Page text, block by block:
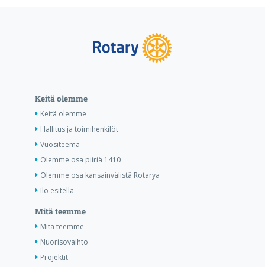
Keitä olemme
Keitä olemme
Hallitus ja toimihenkilöt
Vuositeema
Olemme osa piiriä 1410
Olemme osa kansainvälistä Rotarya
Ilo esitellä
Mitä teemme
Mitä teemme
Nuorisovaihto
Projektit